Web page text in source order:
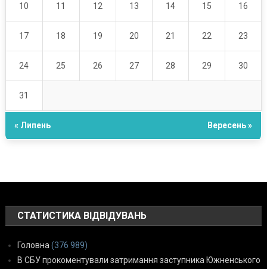
10 11 12 13 14 15 16
17 18 19 20 21 22 23
24 25 26 27 28 29 30
31
« Липень Вересень »
СТАТИСТИКА ВІДВІДУВАНЬ
Головна (376 989)
В СБУ прокоментували затримання заступника Южненського